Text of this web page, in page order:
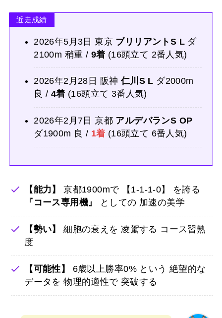
近走成績
2026年5月3日 東京 ブリリアントS L ダ
2100m 稍重 / 9着 (16頭立て 2番人気)
2026年2月28日 阪神仁川S L ダ2000m
良 / 4着 (16頭立て 3番人気)
2026年2月7日 京都 アルデバランS OP
ダ1900m 良 / 1着 (16頭立て 6番人気)
【能力】
京都1900mで 【1-1-1-0】 を誇る
『コース専用機』
としての 加速の美学
【勢い】
細胞の衰えを 凌駕する コース習熟
度
【可能性】
6歳以上勝率0% という 絶望的な
データを 物理的適性で 突破する